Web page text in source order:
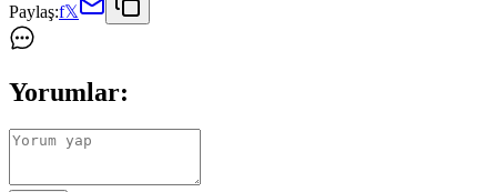
Paylaş:f𝕏
Yorumlar: